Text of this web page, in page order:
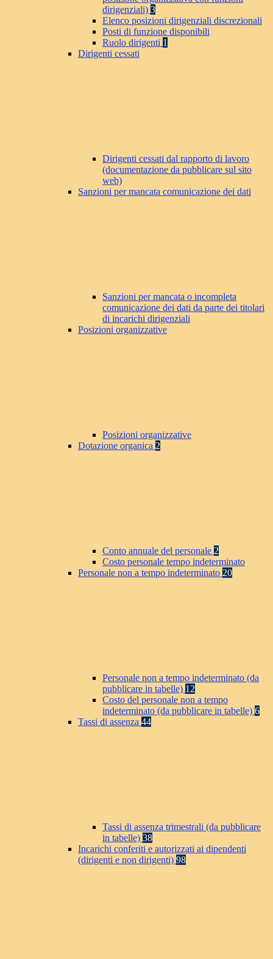
dirigenziali) 3
Elenco posizioni dirigenziali discrezionali
Posti di funzione disponibili
Ruolo dirigenti 1
Dirigenti cessati
Dirigenti cessati dal rapporto di lavoro
(documentazione da pubblicare sul sito
web)
Sanzioni per mancata comunicazione dei dati
Sanzioni per mancata o incompleta
comunicazione dei dati da parte dei titolari
di incarichi dirigenziali
Posizioni organizzative
Posizioni organizzative
Dotazione organica 2
Conto annuale del personale 2
Costo personale tempo indeterminato
Personale non a tempo indeterminato 20
Personale non a tempo indeterminato (da
pubblicare in tabelle) 12
Costo del personale non a tempo
indeterminato (da pubblicare in tabelle) 6
Tassi di assenza 44
Tassi di assenza trimestrali (da pubblicare
in tabelle) 38
Incarichi conferiti e autorizzati ai dipendenti
(dirigenti e non dirigenti) 98